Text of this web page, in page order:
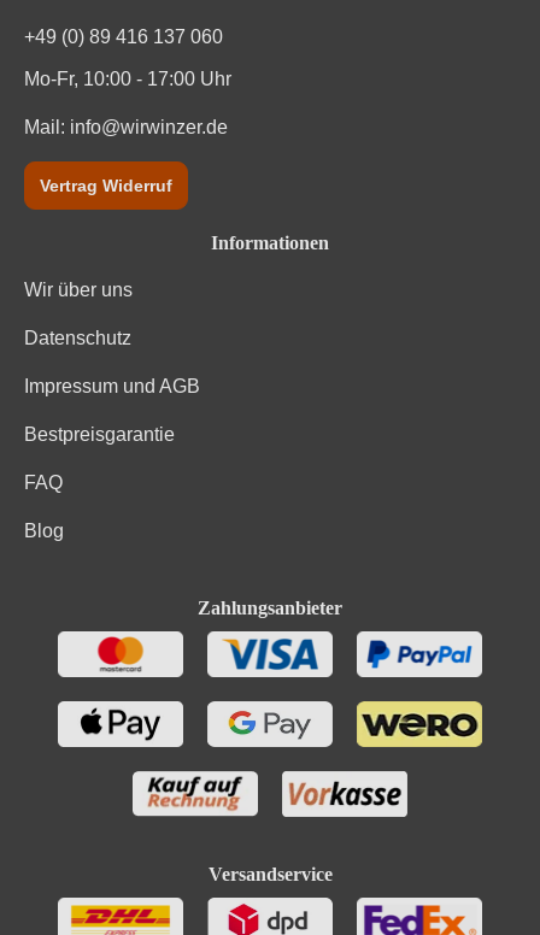
+49 (0) 89 416 137 060
Mo-Fr, 10:00 - 17:00 Uhr
Mail: info@wirwinzer.de
Vertrag Widerruf
Informationen
Wir über uns
Datenschutz
Impressum und AGB
Bestpreisgarantie
FAQ
Blog
Zahlungsanbieter
Versandservice